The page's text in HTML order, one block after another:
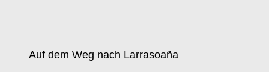
Auf dem Weg nach Larrasoaña